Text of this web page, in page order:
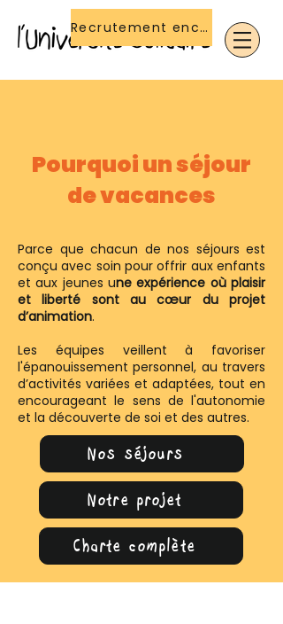
Recrutement encadrant(e)s
Pourquoi un séjour
de vacances
Parce que chacun de nos séjours est
conçu avec soin pour offrir aux enfants
et aux jeunes une expérience où plaisir
et liberté sont au cœur du projet
d’animation.
Les équipes veillent à favoriser
l'épanouissement personnel, au travers
d’activités variées et adaptées, tout en
encourageant le sens de l'autonomie
et la découverte de soi et des autres.
Nos séjours
Notre projet
Charte complète